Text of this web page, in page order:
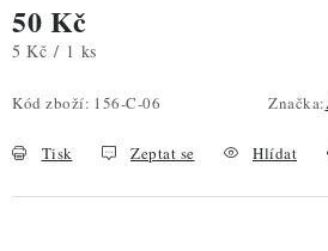
50 Kč
Měrná cena:
5 Kč / 1 ks
Kód zboží: 156-C-06 Značka:
Tisk Zeptat se Hlídat